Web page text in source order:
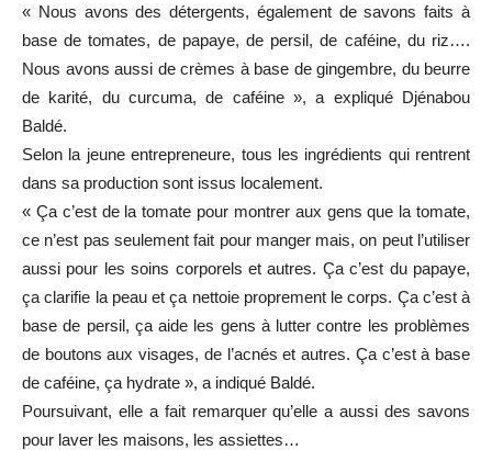
« Nous avons des détergents, également de savons faits à
base de tomates, de papaye, de persil, de caféine, du riz….
Nous avons aussi de crèmes à base de gingembre, du beurre
de karité, du curcuma, de caféine », a expliqué Djénabou
Baldé.
Selon la jeune entrepreneure, tous les ingrédients qui rentrent
dans sa production sont issus localement.
« Ça c’est de la tomate pour montrer aux gens que la tomate,
ce n’est pas seulement fait pour manger mais, on peut l’utiliser
aussi pour les soins corporels et autres. Ça c’est du papaye,
ça clarifie la peau et ça nettoie proprement le corps. Ça c’est à
base de persil, ça aide les gens à lutter contre les problèmes
de boutons aux visages, de l’acnés et autres. Ça c’est à base
de caféine, ça hydrate », a indiqué Baldé.
Poursuivant, elle a fait remarquer qu’elle a aussi des savons
pour laver les maisons, les assiettes…